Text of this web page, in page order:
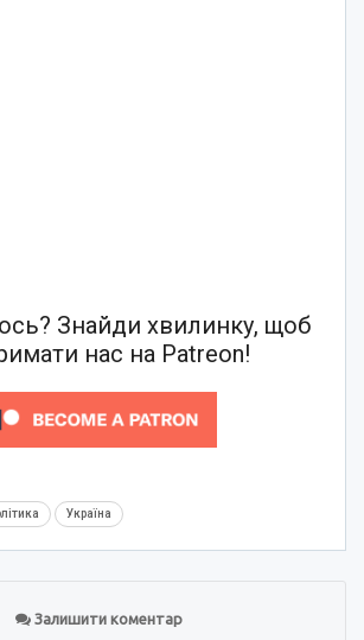
Знайди хвилинку, щоб
нас на Patreon!
Україна
Залишити коментар